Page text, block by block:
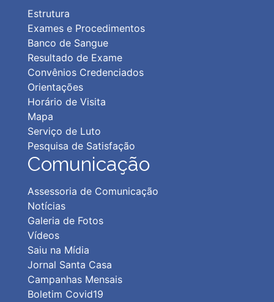
Estrutura
Exames e Procedimentos
Banco de Sangue
Resultado de Exame
Convênios Credenciados
Orientações
Horário de Visita
Mapa
Serviço de Luto
Pesquisa de Satisfação
Comunicação
Assessoria de Comunicação
Notícias
Galeria de Fotos
Vídeos
Saiu na Mídia
Jornal Santa Casa
Campanhas Mensais
Boletim Covid19